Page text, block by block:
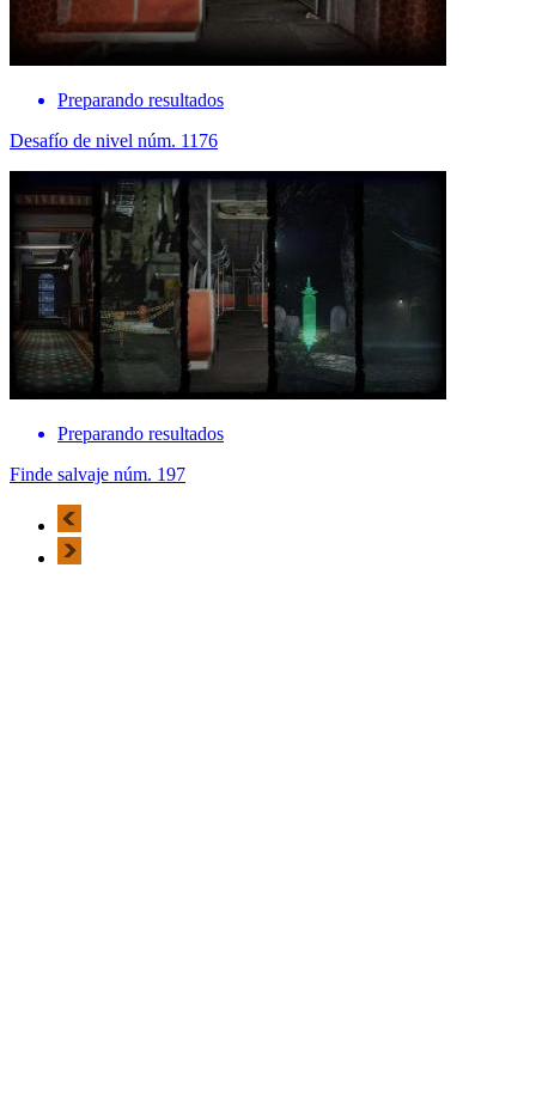
Preparando resultados
Desafío de nivel núm. 1176
Preparando resultados
Finde salvaje núm. 197